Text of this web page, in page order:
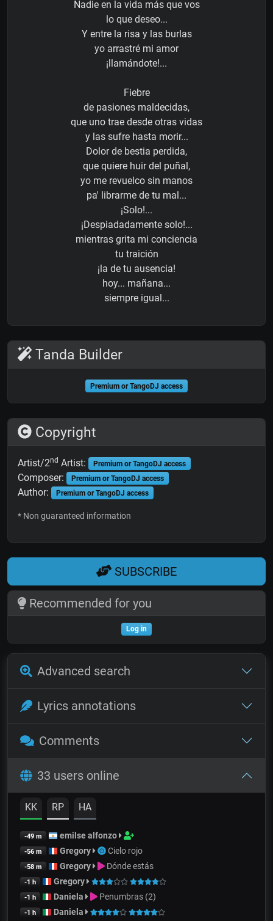
Nadie en la vida más que vos
lo que deseo...
Y entre la risa y las burlas
yo arrastré mi amor
¡llamándote!...
Fiebre
de pasiones maldecidas,
que uno trae desde otras vidas
y las sufre hasta morir...
Dolor de bestia perdida,
que quiere huir del puñal,
yo me revuelco sin manos
pa' librarme de tu mal...
¡Solo!...
¡Despiadadamente solo!...
mientras grita mi conciencia
tu traición
¡la de tu ausencia!
hoy... mañana...
siempre igual...
Tanda Builder
Premium or TangoDJ access
Copyright
Artist/2nd Artist: Premium or TangoDJ access
Composer: Premium or TangoDJ access
Author: Premium or TangoDJ access
* Non guaranteed information
SUBSCRIBE
Recommended for you
Log in
Advanced search
Lyrics annotations
Comments
33 users online
KK RP HA
-49 m emilse alfonzo
-56 m Gregory Cielo rojo
-58 m Gregory Dónde estás
-1 h Gregory
-1 h Daniela Penumbras (2)
-1 h Daniela